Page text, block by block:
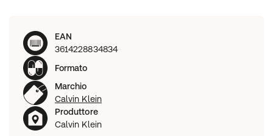
EAN
3614228834834
Formato
Marchio
Calvin Klein
Produttore
Calvin Klein